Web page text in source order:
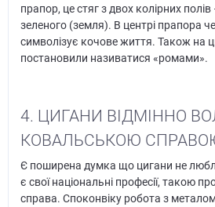
прапор, це стяг з двох колірних
зеленого (земля). В центрі прапора
символізує кочове життя. Також на
постановили називатися «ромами».
4. ЦИГАНИ ВІДМІННО
КОВАЛЬСЬКОЮ
Є поширена думка що цигани не
є свої національні професії, такою
справа. Споконвіку робота з